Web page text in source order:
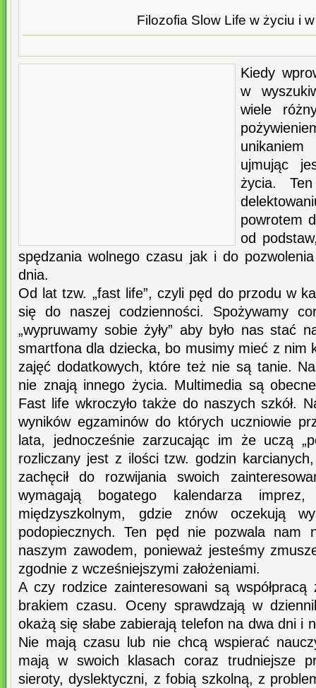
Filozofia Slow Life w życiu i
Kiedy
w
wiele
ujmując
życia.
powrotem
od
spędzania wolnego czasu jak i do
dnia.
Od lat tzw. „fast life”, czyli pęd do przodu w
się do naszej codzienności. Spożywamy
„wypruwamy sobie żyły” aby było nas stać
smartfona dla dziecka, bo musimy mieć z nim
zajęć dodatkowych, które też nie są tanie.
nie znają innego życia. Multimedia są
Fast life wkroczyło także do naszych szkół.
wyników egzaminów do których uczniowie
lata, jednocześnie zarzucając im że uczą
rozliczany jest z ilości tzw. godzin
zachęcił do rozwijania swoich
wymagają bogatego kalendarza
międzyszkolnym, gdzie znów oczekują
podopiecznych. Ten pęd nie pozwala nam
naszym zawodem, ponieważ jesteśmy
zgodnie z wcześniejszymi założeniami.
A czy rodzice zainteresowani są współpracą
brakiem czasu. Oceny sprawdzają w
okażą się słabe zabierają telefon na dwa dni i
Nie mają czasu lub nie chcą wspierać
mają w swoich klasach coraz trudniejsze
sieroty, dyslektyczni, z fobią szkolną, z